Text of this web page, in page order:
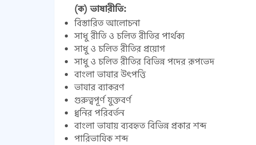
(ক) ভাষারীতি:
বিস্তারিত আলোচনা
সাধু রীতি ও চলিত রীতির পার্থক্য
সাধু ও চলিত রীতির প্রয়োগ
সাধু ও চলিত রীতির বিভিন্ন পদের রূপভেদ
বাংলা ভাষার উৎপত্তি
ভাষার ব্যাকরণ
গুরুত্বপূর্ণ যুক্তবর্ণ
ধ্বনির পরিবর্তন
বাংলা ভাষায় ব্যবহৃত বিভিন্ন প্রকার শব্দ
পারিভাষিক শব্দ